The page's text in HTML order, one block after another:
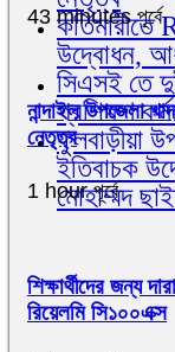
উদ্বোধন,
সিএসই তে
প্রশিক্ষণ
ফুলবাড়ীয়া
ইতিবাচক
মোহাম্মদ
43 minutes পূর্বে
নান্দাইল উপজেলা
নেতৃত্ব
1 hour পূর্বে
শিক্ষার্থীদের জন্য
রিয়েলমি সি১০০এক্স